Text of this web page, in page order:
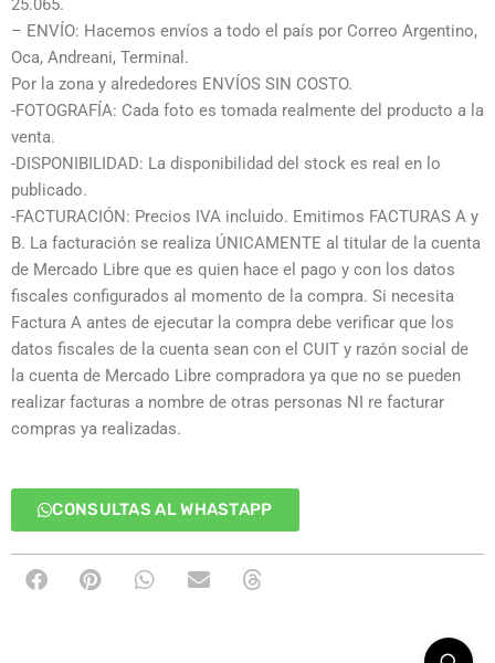
– ENVÍO: Hacemos envíos a todo el país por Correo Argentino,
Oca, Andreani, Terminal.
Por la zona y alrededores ENVÍOS SIN COSTO.
-FOTOGRAFÍA: Cada foto es tomada realmente del producto a la
venta.
-DISPONIBILIDAD: La disponibilidad del stock es real en lo
publicado.
-FACTURACIÓN: Precios IVA incluido. Emitimos FACTURAS A y
B. La facturación se realiza ÚNICAMENTE al titular de la cuenta
de Mercado Libre que es quien hace el pago y con los datos
fiscales configurados al momento de la compra. Si necesita
Factura A antes de ejecutar la compra debe verificar que los
datos fiscales de la cuenta sean con el CUIT y razón social de
la cuenta de Mercado Libre compradora ya que no se pueden
realizar facturas a nombre de otras personas NI re facturar
compras ya realizadas.
CONSULTAS AL WHASTAPP